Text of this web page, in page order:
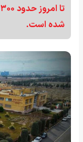
شده است.